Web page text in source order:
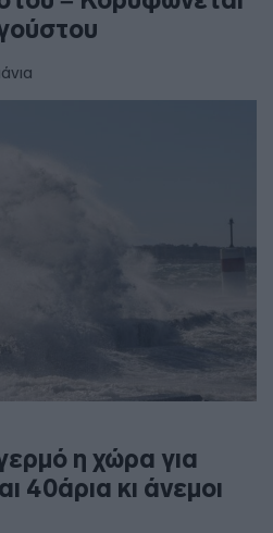
η χώρα για
40άρια κι άνεμοι